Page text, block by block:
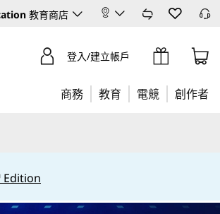
教育商店
登入/建立帳戶
商務 教育 電競 創作者
Edition